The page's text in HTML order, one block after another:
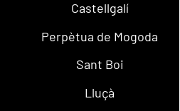
Castellgalí
Perpètua de Mogoda
Sant Boi
Lluçà